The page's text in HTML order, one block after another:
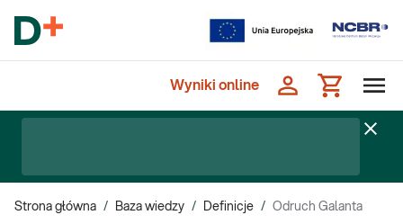
Wyniki online
Strona główna / Baza wiedzy / Definicje / Odruch Galanta